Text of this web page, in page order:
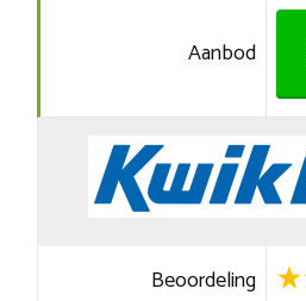
Aanbod
Beoordeling